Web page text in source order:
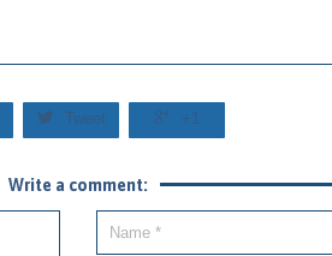
 Tweet  +1
Write a comment: